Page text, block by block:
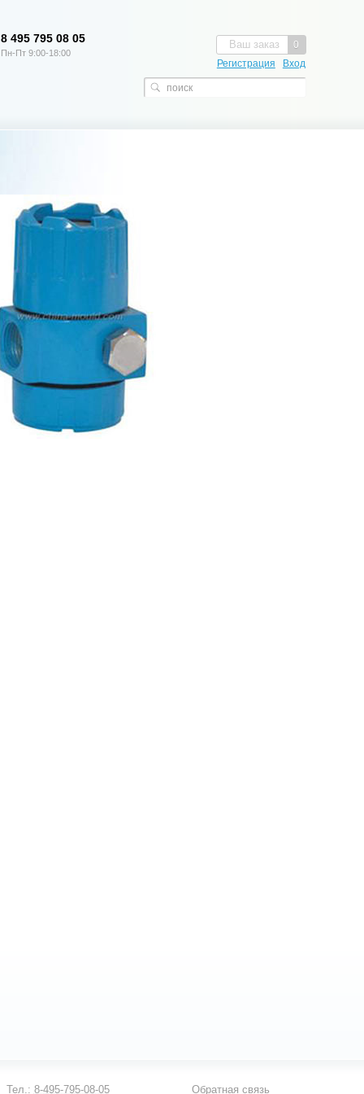
0
Ваш заказ
Регистрация Вход
8 495 795 08 05
Пн-Пт 9:00-18:00
Обратная связь
Тел.: 8-495-795-08-05